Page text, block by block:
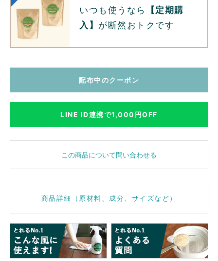
いつも使うなら
【定期購
入】 が断然おトクです
配布中のクーポン
LINE ID連携で1,000円OFF
この商品について問い合わせる
商品詳細（原材料、成分、サイズなど）